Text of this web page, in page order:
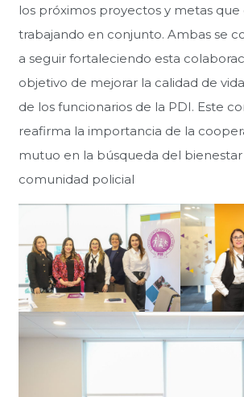
los próximos proyectos y metas
trabajando en conjunto. Ambas se
a seguir fortaleciendo esta
objetivo de mejorar la calidad de
de los funcionarios de la PDI. Este
reafirma la importancia de la
mutuo en la búsqueda del
comunidad policial